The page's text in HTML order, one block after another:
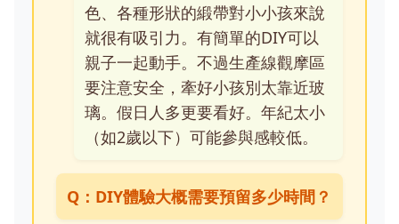
色、各種形狀的緞帶對小小孩來說
就很有吸引力。有簡單的DIY可以
親子一起動手。不過生產線觀摩區
要注意安全，牽好小孩別太靠近玻
璃。假日人多更要看好。年紀太小
（如2歲以下）可能參與感較低。
Q：DIY體驗大概需要預留多少時間？